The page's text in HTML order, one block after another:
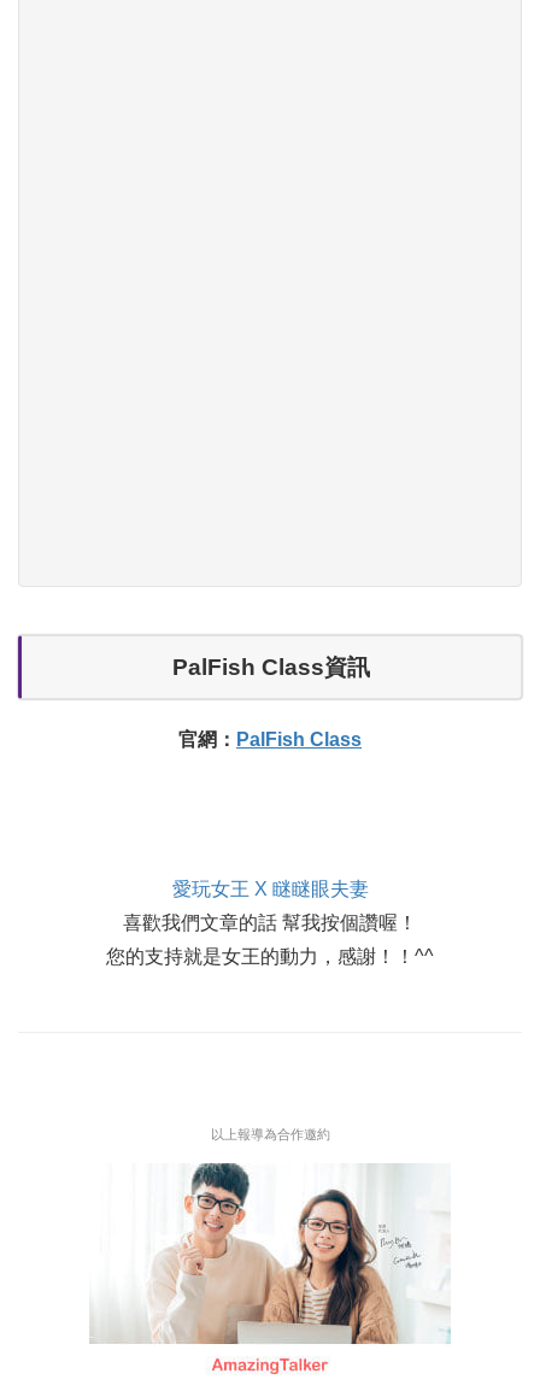
PalFish Class資訊
官網： PalFish Class
愛玩女王 X 瞇瞇眼夫妻
喜歡我們文章的話 幫我按個讚喔！
您的支持就是女王的動力，感謝！！^^
以上報導為合作邀約